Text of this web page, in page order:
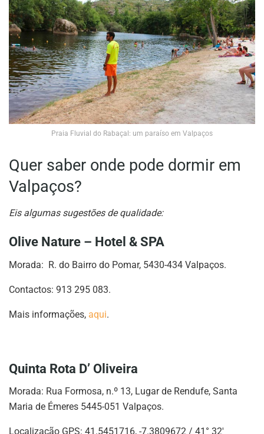
Praia Fluvial do Rabaçal: um paraíso em Valpaços
Quer saber onde pode dormir em
Valpaços?
Eis algumas sugestões de qualidade:
Olive Nature – Hotel & SPA
Morada: R. do Bairro do Pomar, 5430-434 Valpaços.
Contactos: 913 295 083.
Mais informações, aqui.
Quinta Rota D’ Oliveira
Morada: Rua Formosa, n.º 13, Lugar de Rendufe, Santa
Maria de Émeres 5445-051 Valpaços.
Localização GPS: 41.5451716, -7.3809672 / 41° 32′